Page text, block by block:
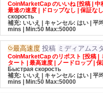
CoinMarketCap のいいね [投稿 | 中
最速の速度 | ドロップなし | 保証な
скорость
補充: いいえ | キャンセル: はい | 平
mins
| Min:50 Max:50000
最高速度 投稿 ミディアムス
CoinMarketCap のリポスト [投稿 |
タート | 最高速度 | ノードロップ |
Быстрая скорость
補充: いいえ | キャンセル: はい | 平
mins
| Min:50 Max:50000